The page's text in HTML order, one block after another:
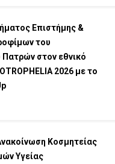
Επιστήμης &
του
Πατρών στον εθνικό
2026 με το
Κοσμητείας
Υγείας